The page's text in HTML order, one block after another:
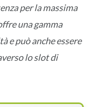
per la massima
una gamma
e può anche essere
lo slot di